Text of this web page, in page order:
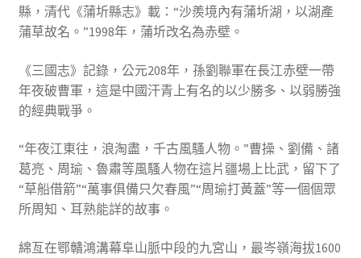
縣，清代《蒲圻縣志》載：“沙羨境內有蒲圻湖，以湖產
蒲草故名。”1998年，蒲圻改名為赤壁。
《三國志》記錄，公元208年，孫劉聯軍在長江赤壁一帶
年夜破曹軍，這是中國汗青上有名的以少勝多、以弱勝強
的經典戰爭。
“年夜江東往，浪淘盡，千古風騷人物。”曹操、劉備、諸
葛亮、周瑜、魯肅等風騷人物在這片疆場上比武，留下了
“草船借箭”“萬事俱備只欠春風”“周瑜打黃蓋”等一個個眾
所周知、耳熟能詳的故事。
綿亙在鄂贛鴻溝幕阜山脈中段的九宮山，最岑嶺海拔1600